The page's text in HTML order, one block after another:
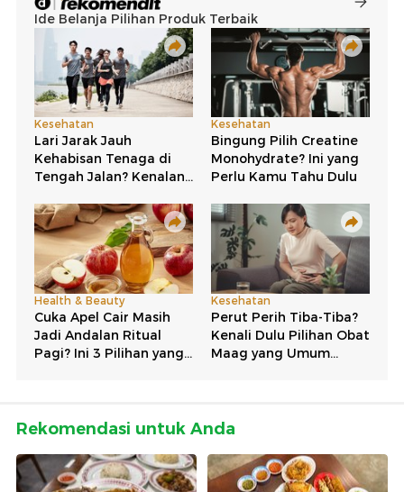
Rekomendasi untuk Anda